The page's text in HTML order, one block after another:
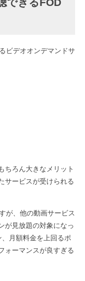
できるFOD
ビデオオンデマンドサ
ちろん大きなメリット
サービスが受けられる
が、他の動画サービス
が見放題の対象になっ
月額料金を上回るポ
ォーマンスが良すぎる